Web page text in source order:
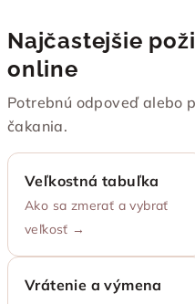
Najčastejšie
online
Potrebnú odpoveď alebo
čakania.
Veľkostná tabuľka
Ako sa zmerať a vybrať
veľkosť →
Vrátenie a výmena